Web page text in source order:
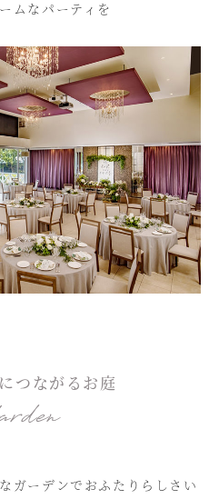
ムなパーティを
つながるお庭
ガーデンでおふたりらしさい